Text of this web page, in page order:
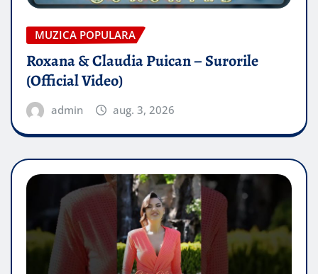
MUZICA POPULARA
Roxana & Claudia Puican – Surorile
(Official Video)
admin aug. 3, 2026